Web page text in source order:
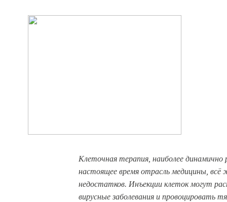
Клеточная терапия, наиболее динамично
настоящее время отрасль медицины, всё
недостатков. Инъекции клеток могут
вирусные заболевания и провоцировать